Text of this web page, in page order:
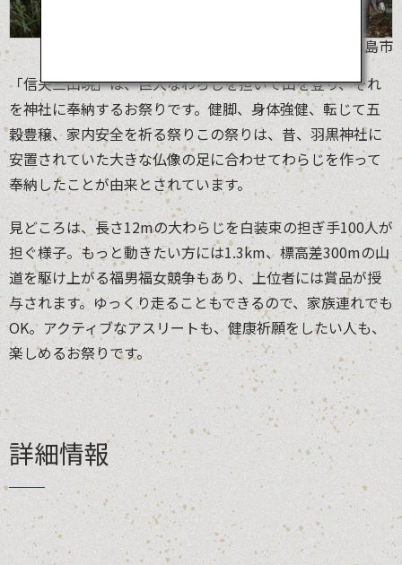
©福島市
「信夫三山暁」は、巨大なわらじを担いで山を登り、それ
を神社に奉納するお祭りです。健脚、身体強健、転じて五
穀豊穣、家内安全を祈る祭りこの祭りは、昔、羽黒神社に
安置されていた大きな仏像の足に合わせてわらじを作って
奉納したことが由来とされています。
見どころは、長さ12mの大わらじを白装束の担ぎ手100人が
担ぐ様子。もっと動きたい方には1.3km、標高差300mの山
道を駆け上がる福男福女競争もあり、上位者には賞品が授
与されます。ゆっくり走ることもできるので、家族連れでも
OK。アクティブなアスリートも、健康祈願をしたい人も、
楽しめるお祭りです。
詳細情報